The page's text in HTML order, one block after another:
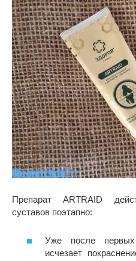
Препарат ARTRAID
суставов поэтапно:
Уже после первых
исчезает